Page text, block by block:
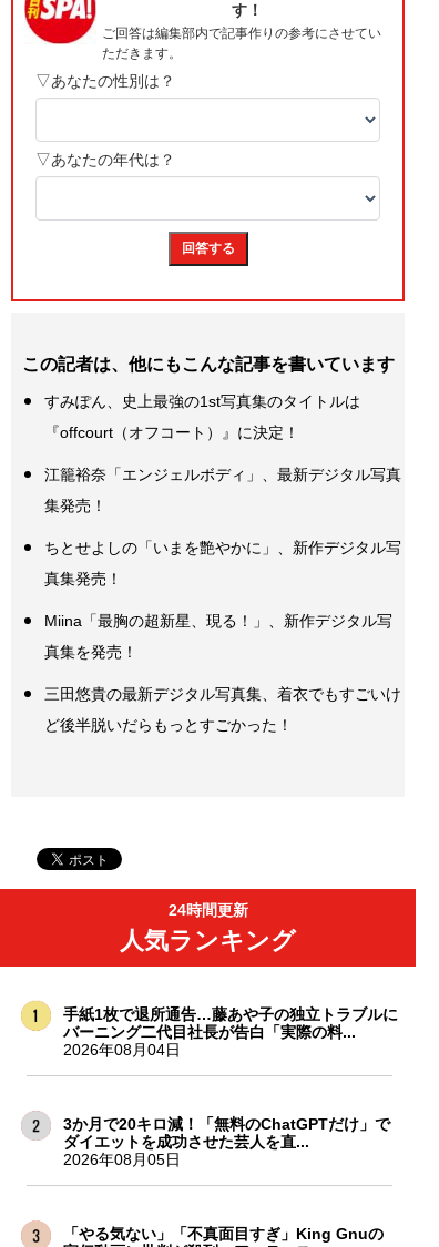
この記者は、他にもこんな記事を書いています
すみぽん、史上最強の1st写真集のタイトルは
『offcourt（オフコート）』に決定！
江籠裕奈「エンジェルボディ」、最新デジタル写真
集発売！
ちとせよしの「いまを艶やかに」、新作デジタル写
真集発売！
Miina「最胸の超新星、現る！」、新作デジタル写
真集を発売！
三田悠貴の最新デジタル写真集、着衣でもすごいけ
ど後半脱いだらもっとすごかった！
24時間更新
人気ランキング
手紙1枚で退所通告…藤あや子の独立トラブルに
バーニング二代目社長が告白「実際の料...
2026年08月04日
3か月で20キロ減！「無料のChatGPTだけ」で
ダイエットを成功させた芸人を直...
2026年08月05日
「やる気ない」「不真面目すぎ」King Gnuの